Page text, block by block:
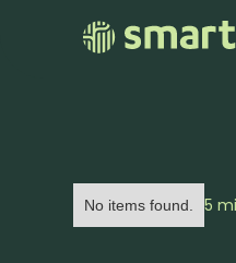
No items found. 5